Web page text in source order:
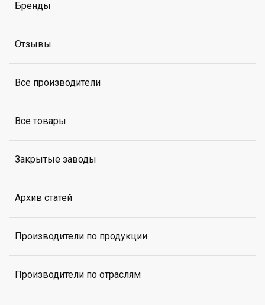
Бренды
Отзывы
Все производители
Все товары
Закрытые заводы
Архив статей
Производители по продукции
Производители по отраслям